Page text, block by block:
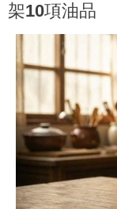
架10項油品